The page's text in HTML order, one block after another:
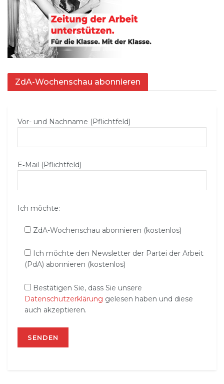
ZdA-Wochenschau abonnieren
Vor- und Nachname (Pflichtfeld)
E‑Mail (Pflichtfeld)
Ich möchte:
ZdA-Wochenschau abonnieren (kostenlos)
Ich möchte den Newsletter der Partei der Arbeit
(PdA) abonnieren (kostenlos)
Bestätigen Sie, dass Sie unsere
Datenschutzerklärung gelesen haben und diese
auch akzeptieren.